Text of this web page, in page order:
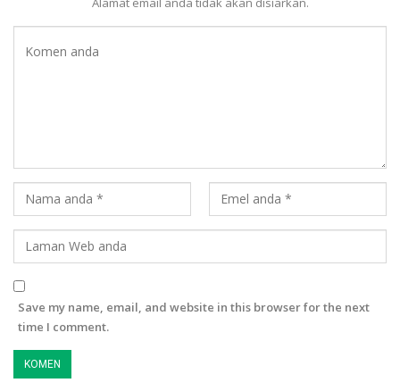
Save my name, email, and website in this browser for the next
time I comment.